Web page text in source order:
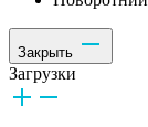
Закрыть
Загрузки